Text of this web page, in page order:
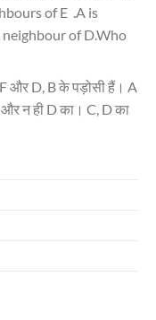
of E .A is
of D.Who
F और D, B के पड़ोसी हैं। A
न ही D का। C, D का